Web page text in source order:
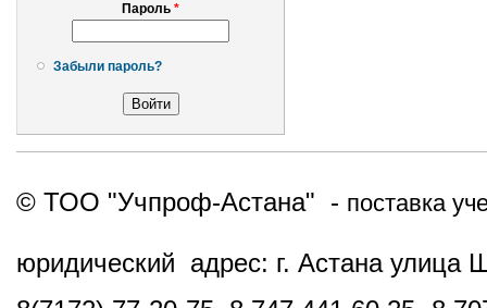
Пароль *
Забыли пароль?
© ТОО "Учпроф-Астана" - поставка
юридический адрес: г. Астана